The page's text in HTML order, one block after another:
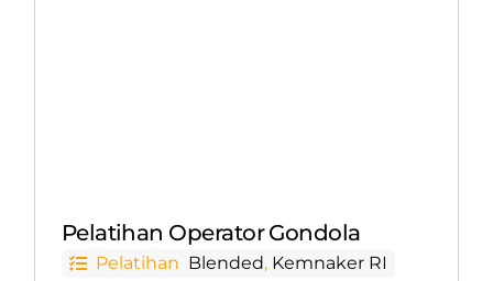
Pelatihan Operator Gondola
Pelatihan Blended, Kemnaker RI